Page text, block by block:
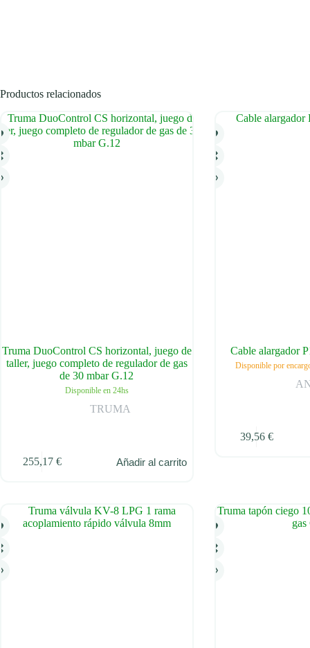
Productos relacionados
Truma DuoControl CS horizontal, juego de
taller, juego completo de regulador de gas
de 30 mbar G.12
Disponible en 24hs
TRUMA
255,17 € Añadir al carrito
Cable alargador
Disponible por
39,56 €